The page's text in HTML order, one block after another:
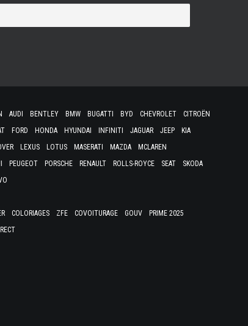
AUDI BENTLEY BMW BUGATTI BYD CHEVROLET
CITROËN
FORD HONDA HYUNDAI INFINITI JAGUAR JEEP
KIA
LEXUS LOTUS MASERATI MAZDA
MCLAREN
PEUGEOT PORSCHE RENAULT ROLLS-ROYCE SEAT
SKODA
COLORIAGES ZFE COVOITURAGE GOUV
PRIME 2025